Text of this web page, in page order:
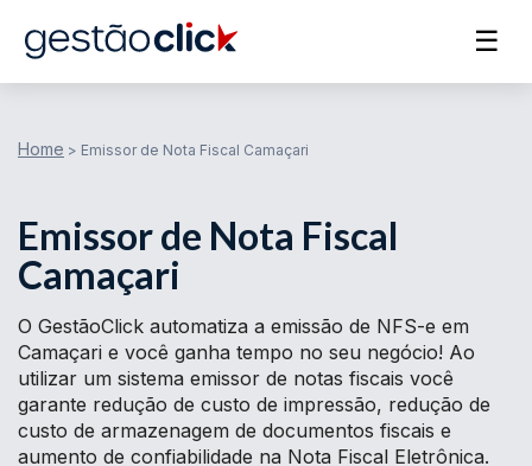
☰
Home > Emissor de Nota Fiscal Camaçari
Emissor de Nota Fiscal
Camaçari
O GestãoClick automatiza a emissão de NFS-e em
Camaçari e você ganha tempo no seu negócio! Ao
utilizar um sistema emissor de notas fiscais você
garante redução de custo de impressão, redução de
custo de armazenagem de documentos fiscais e
aumento de confiabilidade na Nota Fiscal Eletrônica.